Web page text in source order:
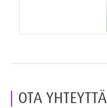
OTA YHTEYTTÄ